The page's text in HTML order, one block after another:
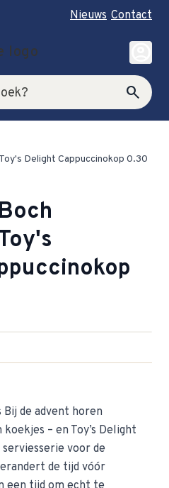
Nieuws Contact
search
account_circle
Delight Cappuccinokop 0.30
de advent horen
– en Toy’s Delight
voor de
de tijd vóór